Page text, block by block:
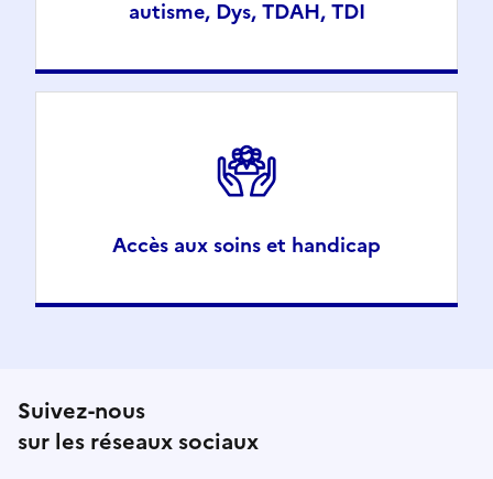
autisme, Dys, TDAH, TDI
Accès aux soins et handicap
Suivez-nous
sur les réseaux sociaux